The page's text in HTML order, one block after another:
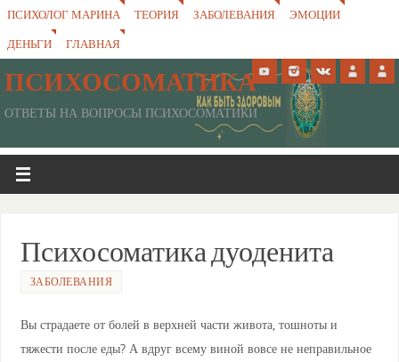
ПСИХОЛОГ МАРИНА ТЕОРИЯ ЗАБОЛЕВАНИЯ
ЭМОЦИИ
ДЕНЬГИ
ГЛАВНАЯ
ПСИХОСОМАТИКА
ОТВЕТЫ НА ВОПРОСЫ ПСИХОСОМАТИКИ
Психосоматика дуоденита
ЗАБОЛЕВАНИЯ
Вы страдаете от болей в верхней части живота, тошноты и
тяжести после еды? А вдруг всему виной вовсе не неправильное